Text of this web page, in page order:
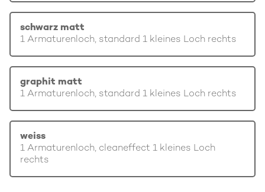
schwarz matt
1 Armaturenloch, standard 1 kleines Loch rechts
graphit matt
1 Armaturenloch, standard 1 kleines Loch rechts
weiss
1 Armaturenloch, cleaneffect 1 kleines Loch
rechts